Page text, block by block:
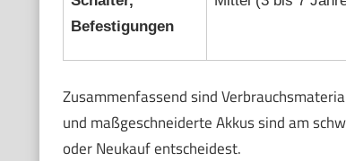
Befestigungen
Zusammenfassend sind
und maßgeschneiderte Akkus sind am
oder Neukauf entscheidest.